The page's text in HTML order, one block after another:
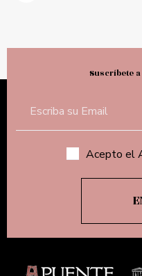
Suscríbete
Acepto el